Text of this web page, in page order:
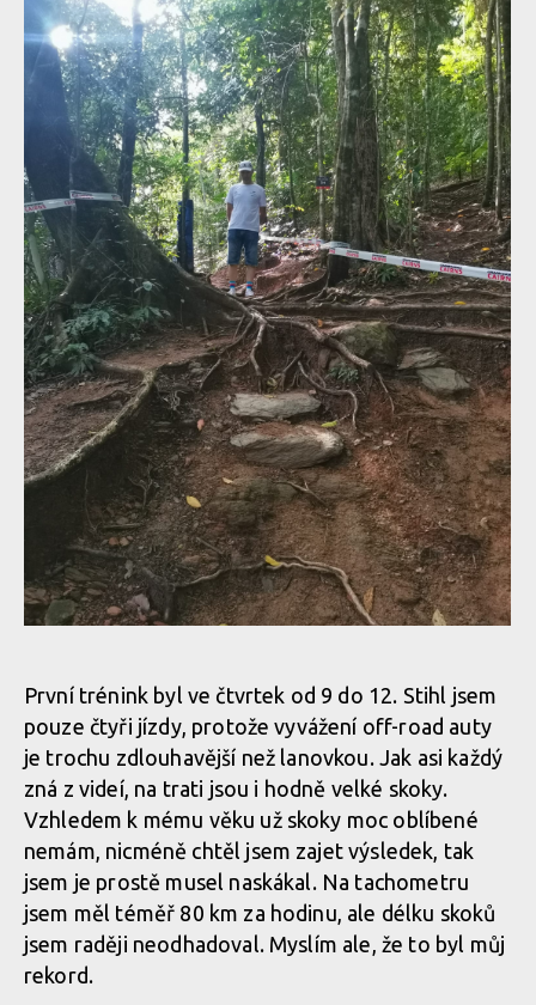
MIlan Suchomel třetí na
Mistrovství světa Masters
v Cairns
MIlan Suchomel třetí na
Mistrovství světa Masters
v Cairns
MIlan Suchomel třetí na
Mistrovství světa Masters
v Cairns
MIlan Suchomel třetí na
Mistrovství světa Masters
v Cairns
v Cairns
MIlan Suchomel třetí na
Mistrovství světa Masters
v Cairns
MIlan Suchomel třetí na
Mistrovství světa Masters
v Cairns
MIlan Suchomel třetí na
Mistrovství světa Masters
v Cairns
MIlan Suchomel třetí na
Mistrovství světa Masters
v Cairns
MIlan Suchomel třetí na
Mistrovství světa Masters
v Cairns
v Cairns
MIlan Suchomel třetí na
Mistrovství světa Masters
v Cairns
MIlan Suchomel třetí na Mistrovství světa Masters v Cairns
MIlan Suchomel třetí na Mistrovství světa Masters v Cairns
MIlan Suchomel třetí na Mistrovství světa Masters v Cairns
První trénink byl ve čtvrtek od 9 do 12. Stihl jsem
pouze čtyři jízdy, protože vyvážení off-road auty
je trochu zdlouhavější než lanovkou. Jak asi každý
zná z videí, na trati jsou i hodně velké skoky.
Vzhledem k mému věku už skoky moc oblíbené
nemám, nicméně chtěl jsem zajet výsledek, tak
jsem je prostě musel naskákal. Na tachometru
jsem měl téměř 80 km za hodinu, ale délku skoků
jsem raději neodhadoval. Myslím ale, že to byl můj
rekord.